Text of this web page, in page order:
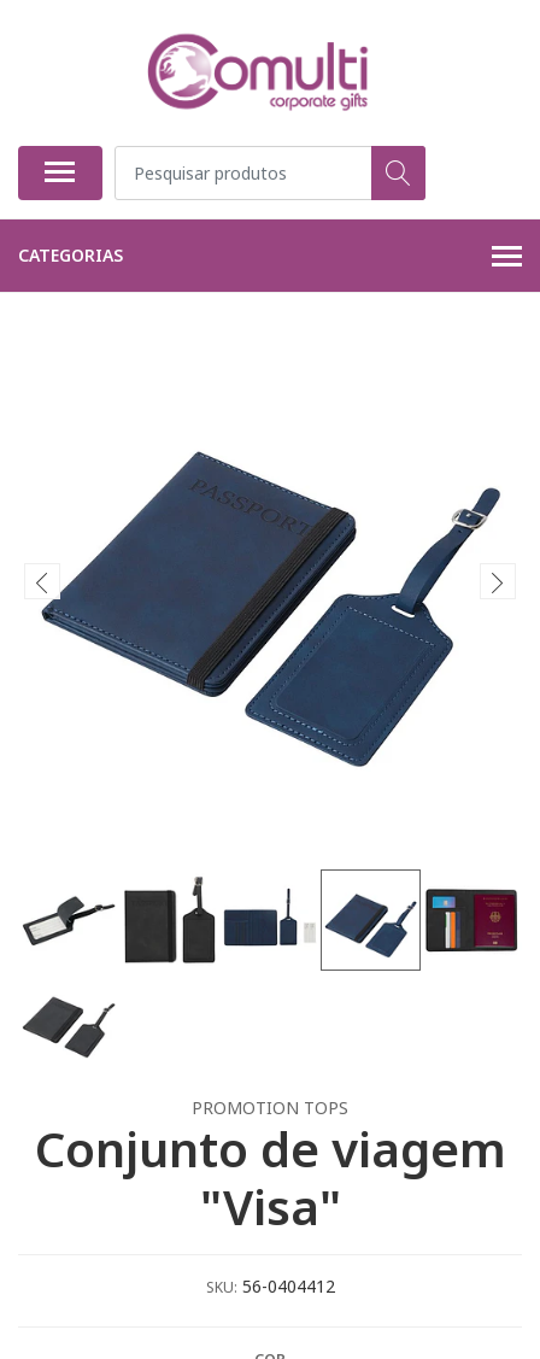
CATEGORIAS
PROMOTION TOPS
Conjunto de viagem
"Visa"
SKU: 56-0404412